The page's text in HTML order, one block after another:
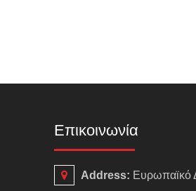
Επικοινωνία
Address: Ευρωπαϊκό